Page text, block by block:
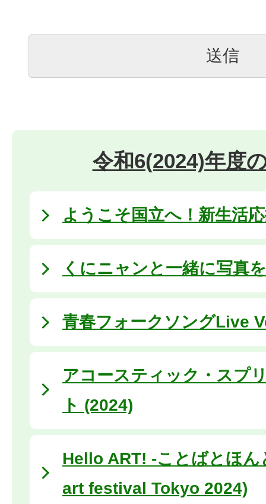
令和6(2024)年度
ようこそ国立へ！新生活
くにニャンと一緒に写真
⻘春フォークソングLive
アコースティック・スプ
ト (2024)
Hello ART! -ことばとほ
art festival Tokyo 2024)